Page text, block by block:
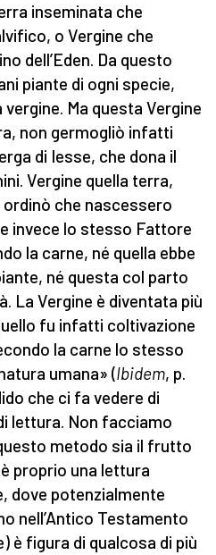
inseminata che
o Vergine che
dell’Eden. Da questo
piante di ogni specie,
Ma questa Vergine
non germogliò infatti
di Iesse, che dona il
Vergine quella terra,
che nascessero
invece lo stesso Fattore
la carne, né quella ebbe
né questa col parto
La Vergine è diventata più
fu infatti coltivazione
la carne lo stesso
umana» (Ibidem, p.
che ci fa vedere di
lettura. Non facciamo
metodo sia il frutto
proprio una lettura
dove potenzialmente
nell’Antico Testamento
è figura di qualcosa di più